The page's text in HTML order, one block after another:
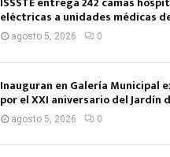
eléctricas a unidades médicas
agosto 5, 2026 0
Inauguran en Galería Municipal
por el XXI aniversario del Jardín
agosto 5, 2026 0